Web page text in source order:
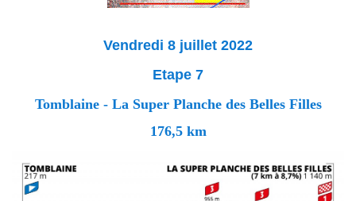
Vendredi 8 juillet 2022
Etape 7
Tomblaine - La Super Planche des Belles Filles
176,5 km